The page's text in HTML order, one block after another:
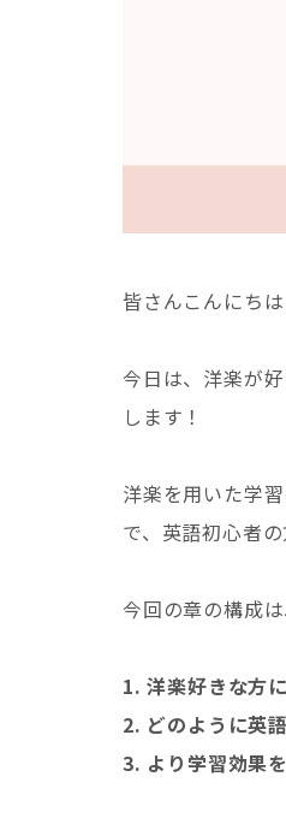
皆さんこんにち
今日は、洋楽が
します！
洋楽を用いた学
で、英語初心者
今回の章の構成は
1. 洋楽好きな方
2. どのように英
3. より学習効果